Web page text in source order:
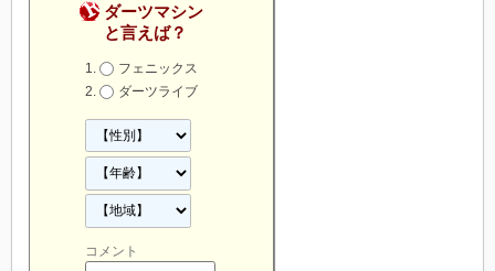
ダーツマシン
と言えば？
フェニックス
ダーツライブ
コメント